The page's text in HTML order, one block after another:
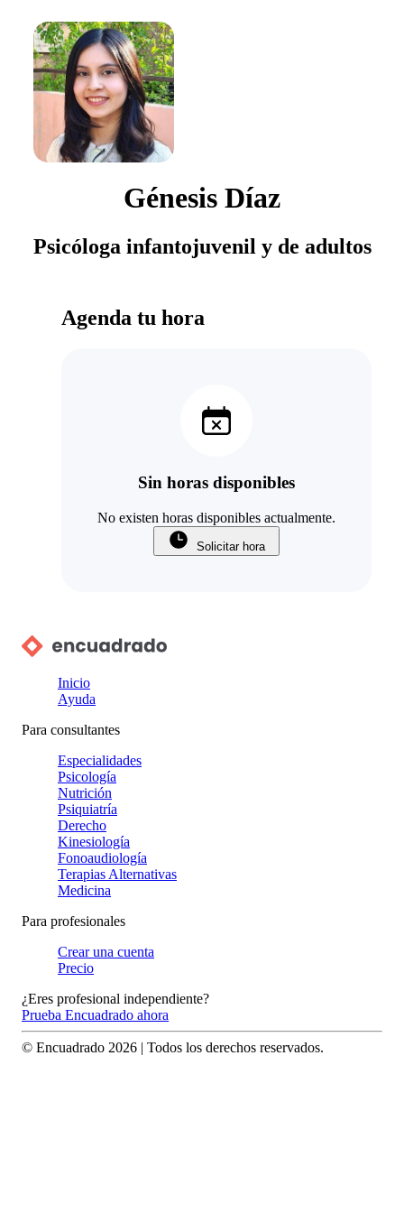
Génesis Díaz
Psicóloga infantojuvenil y de adultos
Agenda tu hora
Sin horas disponibles
No existen horas disponibles actualmente.
Solicitar hora
Inicio
Ayuda
Para consultantes
Especialidades
Psicología
Nutrición
Psiquiatría
Derecho
Kinesiología
Fonoaudiología
Terapias Alternativas
Medicina
Para profesionales
Crear una cuenta
Precio
¿Eres profesional independiente?
Prueba Encuadrado ahora
© Encuadrado 2026 | Todos los derechos reservados.